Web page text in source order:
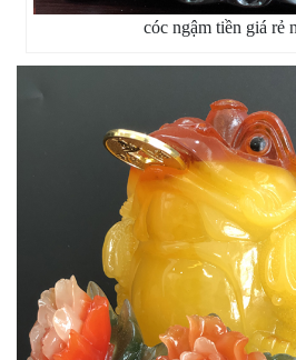
cóc ngậm tiền giá rẻ